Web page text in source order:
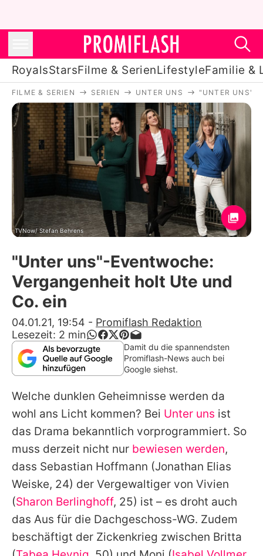
RoyalsStarsFilme & SerienLifestyleFamilie &
Royals
Stars
Filme & Serien
Lifestyle
Familie & Liebe
Promiflash Exklusiv
Alle Themen auf Promiflash
App runterladen
Team
Redaktionelle Richtlinien
Impressum
Datenschutzerklärung
Nutzungsbedingungen
Utiq verwalten
FILME & SERIEN SERIEN UNTER UNS "UNTER UNS"-
TVNow/ Stefan Behrens
"Unter uns"-Eventwoche:
Vergangenheit holt Ute und
Co. ein
04.01.21, 19:54 - Promiflash Redaktion
Lesezeit: 2 min
Damit du die spannendsten
Promiflash-News auch bei
Google siehst.
Welche dunklen Geheimnisse werden da
wohl ans Licht kommen? Bei Unter uns ist
das Drama bekanntlich vorprogrammiert. So
muss derzeit nicht nur bewiesen werden,
dass Sebastian Hoffmann (Jonathan Elias
Weiske, 24) der Vergewaltiger von Vivien
(Sharon Berlinghoff, 25) ist – es droht auch
das Aus für die Dachgeschoss-WG. Zudem
beschäftigt der Zickenkrieg zwischen Britta